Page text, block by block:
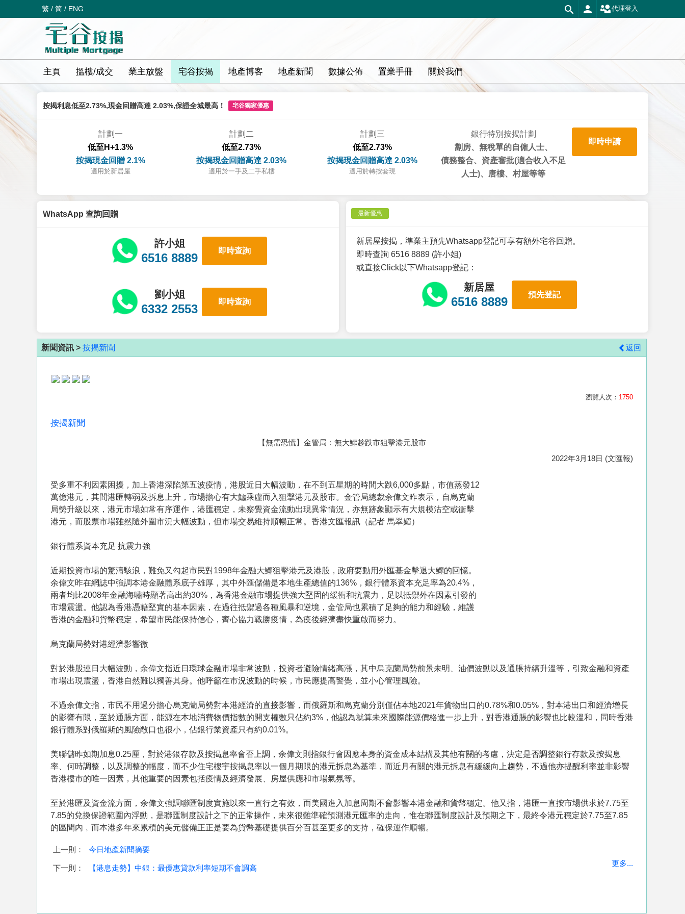
繁 / 简 / ENG 代理登入
主頁 搵樓/成交 業主放盤 宅谷按揭 地產博客 地產新聞 數據公佈 置業手冊 關於我們
按揭利息低至2.73%,現金回贈高達 2.03%,保證全城最高！ 宅谷獨家優惠
計劃一
低至H+1.3%
按揭現金回贈 2.1%
適用於新居屋
計劃二
低至2.73%
按揭現金回贈高達 2.03%
適用於一手及二手私樓
計劃三
低至2.73%
按揭現金回贈高達 2.03%
適用於轉按套現
銀行特別按揭計劃
劏房、無稅單的自僱人士、
債務整合、資產審批(適合收入不足
人士)、唐樓、村屋等等
即時申請
WhatsApp 查詢回贈
許小姐
6516 8889
即時查詢
劉小姐
6332 2553
即時查詢
最新優惠
新居屋按揭，準業主預先Whatsapp登記可享有額外宅谷回贈。
即時查詢 6516 8889 (許小姐)
或直接Click以下Whatsapp登記：
新居屋
6516 8889
預先登記
新聞資訊 > 按揭新聞 返回
瀏覽人次： 1750
按揭新聞
【無需恐慌】金管局：無大鱷趁跌市狙擊港元股市
2022年3月18日 (文匯報)
受多重不利因素困擾，加上香港深陷第五波疫情，港股近日大幅波動，在不到五星期的時間大跌6,000多點，市值蒸發12
萬億港元，其間港匯轉弱及拆息上升，市場擔心有大鱷乘虛而入狙擊港元及股市。金管局總裁余偉文昨表示，自烏克蘭
局勢升級以來，港元市場如常有序運作，港匯穩定，未察覺資金流動出現異常情況，亦無跡象顯示有大規模沽空或衝擊
港元，而股票市場雖然隨外圍市況大幅波動，但市場交易維持順暢正常。香港文匯報訊（記者 馬翠媚）
銀行體系資本充足 抗震力強
近期投資市場的驚濤駭浪，難免又勾起市民對1998年金融大鱷狙擊港元及港股，政府要動用外匯基金擊退大鱷的回憶。
余偉文昨在網誌中強調本港金融體系底子雄厚，其中外匯儲備是本地生產總值的136%，銀行體系資本充足率為20.4%，
兩者均比2008年金融海嘯時顯著高出約30%，為香港金融市場提供強大堅固的緩衝和抗震力，足以抵禦外在因素引發的
市場震盪。他認為香港憑藉堅實的基本因素，在過往抵禦過各種風暴和逆境，金管局也累積了足夠的能力和經驗，維護
香港的金融和貨幣穩定，希望市民能保持信心，齊心協力戰勝疫情，為疫後經濟盡快重啟而努力。
烏克蘭局勢對港經濟影響微
對於港股連日大幅波動，余偉文指近日環球金融市場非常波動，投資者避險情緒高漲，其中烏克蘭局勢前景未明、油價波動以及通脹持續升溫等，引致金融和資產
市場出現震盪，香港自然難以獨善其身。他呼籲在市況波動的時候，市民應提高警覺，並小心管理風險。
不過余偉文指，市民不用過分擔心烏克蘭局勢對本港經濟的直接影響，而俄羅斯和烏克蘭分別僅佔本地2021年貨物出口的0.78%和0.05%，對本港出口和經濟增長
的影響有限，至於通脹方面，能源在本地消費物價指數的開支權數只佔約3%，他認為就算未來國際能源價格進一步上升，對香港通脹的影響也比較溫和，同時香港
銀行體系對俄羅斯的風險敞口也很小，佔銀行業資產只有約0.01%。
美聯儲昨如期加息0.25厘，對於港銀存款及按揭息率會否上調，余偉文則指銀行會因應本身的資金成本結構及其他有關的考慮，決定是否調整銀行存款及按揭息
率、何時調整，以及調整的幅度，而不少住宅樓宇按揭息率以一個月期限的港元拆息為基準，而近月有關的港元拆息有緩緩向上趨勢，不過他亦提醒利率並非影響
香港樓市的唯一因素，其他重要的因素包括疫情及經濟發展、房屋供應和市場氣氛等。
至於港匯及資金流方面，余偉文強調聯匯制度實施以來一直行之有效，而美國進入加息周期不會影響本港金融和貨幣穩定。他又指，港匯一直按市場供求於7.75至
7.85的兌換保證範圍內浮動，是聯匯制度設計之下的正常操作，未來很難準確預測港元匯率的走向，惟在聯匯制度設計及預期之下，最終令港元穩定於7.75至7.85
的區間內﹐而本港多年來累積的美元儲備正正是要為貨幣基礎提供百分百甚至更多的支持，確保運作順暢。
上一則： 今日地產新聞摘要
下一則： 【港息走勢】中銀：最優惠貸款利率短期不會調高
更多...